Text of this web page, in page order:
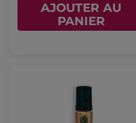
AJOUTER AU
PANIER